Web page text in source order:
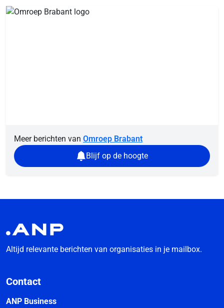
Meer berichten van Omroep Brabant
Blijf op de hoogte
Altijd relevante berichten van organisaties in je mailbox.
Contact
ANP Business